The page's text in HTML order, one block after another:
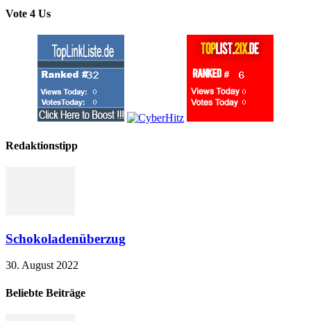
Vote 4 Us
Redaktionstipp
Schokoladenüberzug
30. August 2022
Beliebte Beiträge